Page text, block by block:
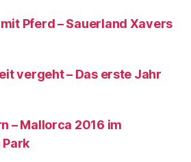
Pferd – Sauerland Xavers
vergeht – Das erste Jahr
– Mallorca 2016 im